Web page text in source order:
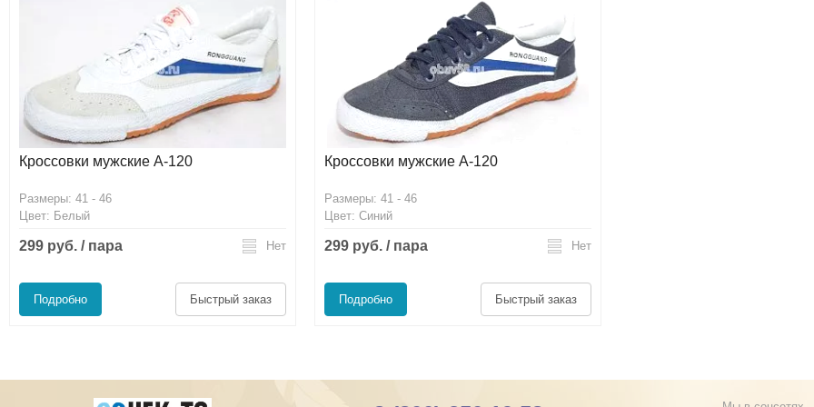
Кроссовки мужские А-120
Размеры: 41 - 46
Цвет: Белый
299 руб. / пара Нет
Подробно Быстрый заказ
Кроссовки мужские А-120
Размеры: 41 - 46
Цвет: Синий
299 руб. / пара Нет
Подробно Быстрый заказ